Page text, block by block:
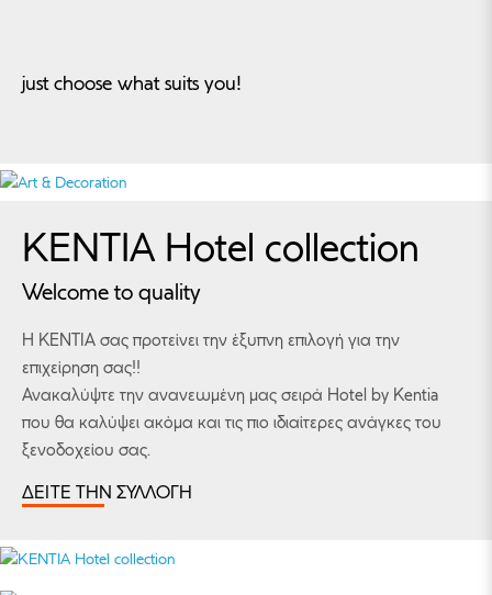
just choose what suits you!
KENTIA Hotel collection
Welcome to quality
Η ΚΕΝΤΙΑ σας προτείνει την έξυπνη επιλογή για την
επιχείρηση σας!!
Ανακαλύψτε την ανανεωμένη μας σειρά Hotel by Kentia
που θα καλύψει ακόμα και τις πιο ιδιαίτερες ανάγκες του
ξενοδοχείου σας.
ΔΕΙΤΕ ΤΗΝ ΣΥΛΛΟΓΗ